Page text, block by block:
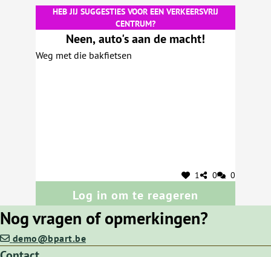
HEB JIJ SUGGESTIES VOOR EEN VERKEERSVRIJ
CENTRUM?
Neen, auto's aan de macht!
Weg met die bakfietsen
1 0 0
Log in om te reageren
Nog vragen of opmerkingen?
demo@bpart.be